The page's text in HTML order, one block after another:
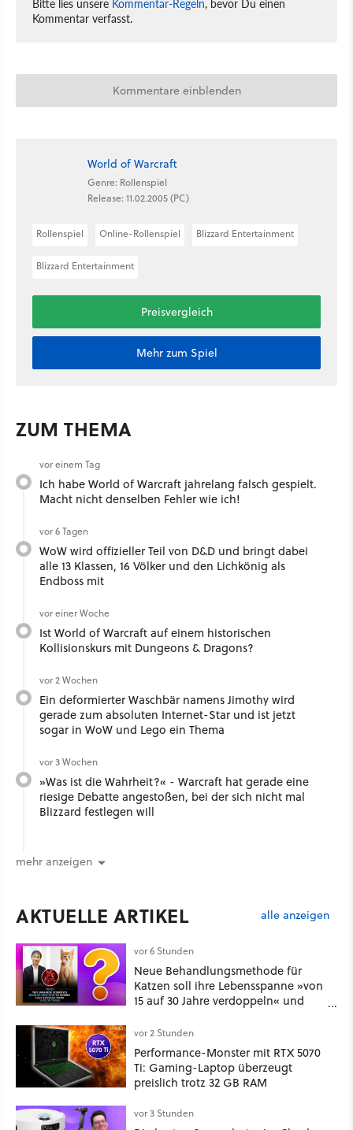
Kommentar verfasst.
Kommentare einblenden
World of Warcraft
Genre: Rollenspiel
Release: 11.02.2005 (PC)
Rollenspiel Online-Rollenspiel Blizzard Entertainment
Blizzard Entertainment
Preisvergleich
Mehr zum Spiel
ZUM THEMA
vor einem Tag
Ich habe World of Warcraft jahrelang falsch gespielt.
Macht nicht denselben Fehler wie ich!
vor 6 Tagen
WoW wird offizieller Teil von D&D und bringt dabei
alle 13 Klassen, 16 Völker und den Lichkönig als
Endboss mit
vor einer Woche
Ist World of Warcraft auf einem historischen
Kollisionskurs mit Dungeons & Dragons?
vor 2 Wochen
Ein deformierter Waschbär namens Jimothy wird
gerade zum absoluten Internet-Star und ist jetzt
sogar in WoW und Lego ein Thema
vor 3 Wochen
»Was ist die Wahrheit?« - Warcraft hat gerade eine
riesige Debatte angestoßen, bei der sich nicht mal
Blizzard festlegen will
mehr anzeigen
AKTUELLE ARTIKEL alle anzeigen
vor 6 Stunden
Neue Behandlungsmethode für
Katzen soll ihre Lebensspanne »von
15 auf 30 Jahre verdoppeln« und
kritisch damit auseinander
vor 2 Stunden
Performance-Monster mit RTX 5070
Ti: Gaming-Laptop überzeugt
preislich trotz 32 GB RAM
vor 3 Stunden